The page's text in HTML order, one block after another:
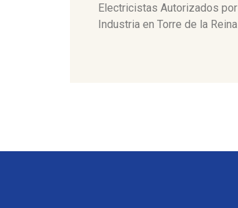
Electricistas Autorizados por
Industria en Torre de la Reina